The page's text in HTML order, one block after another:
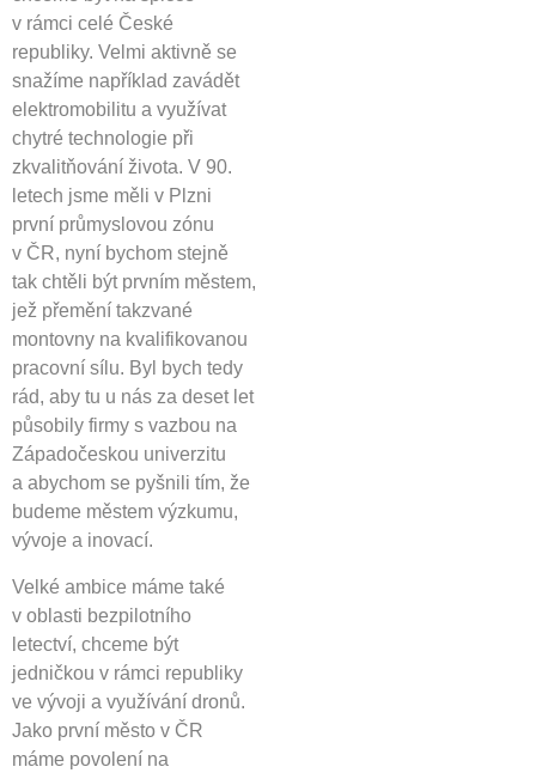
v rámci celé České
republiky. Velmi aktivně se
snažíme například zavádět
elektromobilitu a využívat
chytré technologie při
zkvalitňování života. V 90.
letech jsme měli v Plzni
první průmyslovou zónu
v ČR, nyní bychom stejně
tak chtěli být prvním městem,
jež přemění takzvané
montovny na kvalifikovanou
pracovní sílu. Byl bych tedy
rád, aby tu u nás za deset let
působily firmy s vazbou na
Západočeskou univerzitu
a abychom se pyšnili tím, že
budeme městem výzkumu,
vývoje a inovací.
Velké ambice máme také
v oblasti bezpilotního
letectví, chceme být
jedničkou v rámci republiky
ve vývoji a využívání dronů.
Jako první město v ČR
máme povolení na